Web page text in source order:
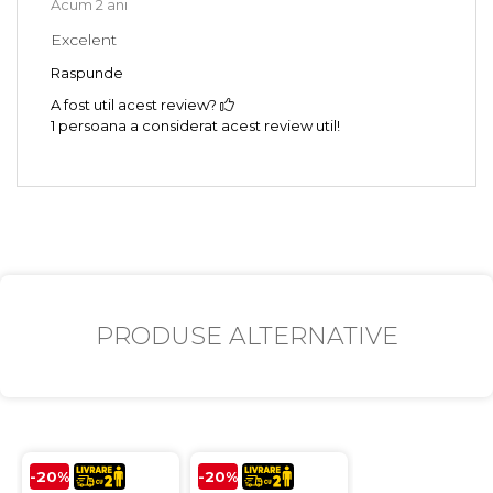
Acum 2 ani
Excelent
Raspunde
A fost util acest review?
1 persoana a considerat acest review util!
PRODUSE ALTERNATIVE
-20% -20%